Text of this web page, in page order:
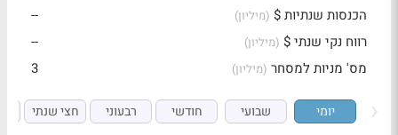
הכנסות שנתיות $ (מיליון)
--
רווח נקי שנתי $ (מיליון)
--
מס' מניות למסחר (מיליון) 3
יומי שבועי חודשי רבעוני חצי שנתי